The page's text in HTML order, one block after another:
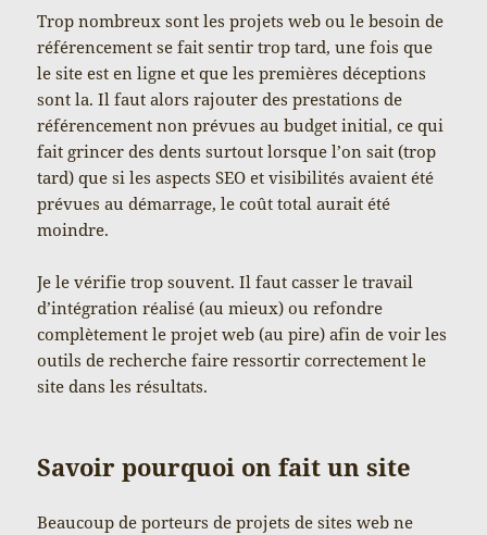
Trop nombreux sont les projets web ou le besoin de
référencement se fait sentir trop tard, une fois que
le site est en ligne et que les premières déceptions
sont la. Il faut alors rajouter des prestations de
référencement non prévues au budget initial, ce qui
fait grincer des dents surtout lorsque l’on sait (trop
tard) que si les aspects SEO et visibilités avaient été
prévues au démarrage, le coût total aurait été
moindre.
Je le vérifie trop souvent. Il faut casser le travail
d’intégration réalisé (au mieux) ou refondre
complètement le projet web (au pire) afin de voir les
outils de recherche faire ressortir correctement le
site dans les résultats.
Savoir pourquoi on fait un site
Beaucoup de porteurs de projets de sites web ne